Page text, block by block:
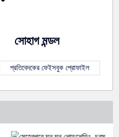
সোহাগ মন্ডল
প্রতিবেদকের ফেইসবুক প্রোফাইল